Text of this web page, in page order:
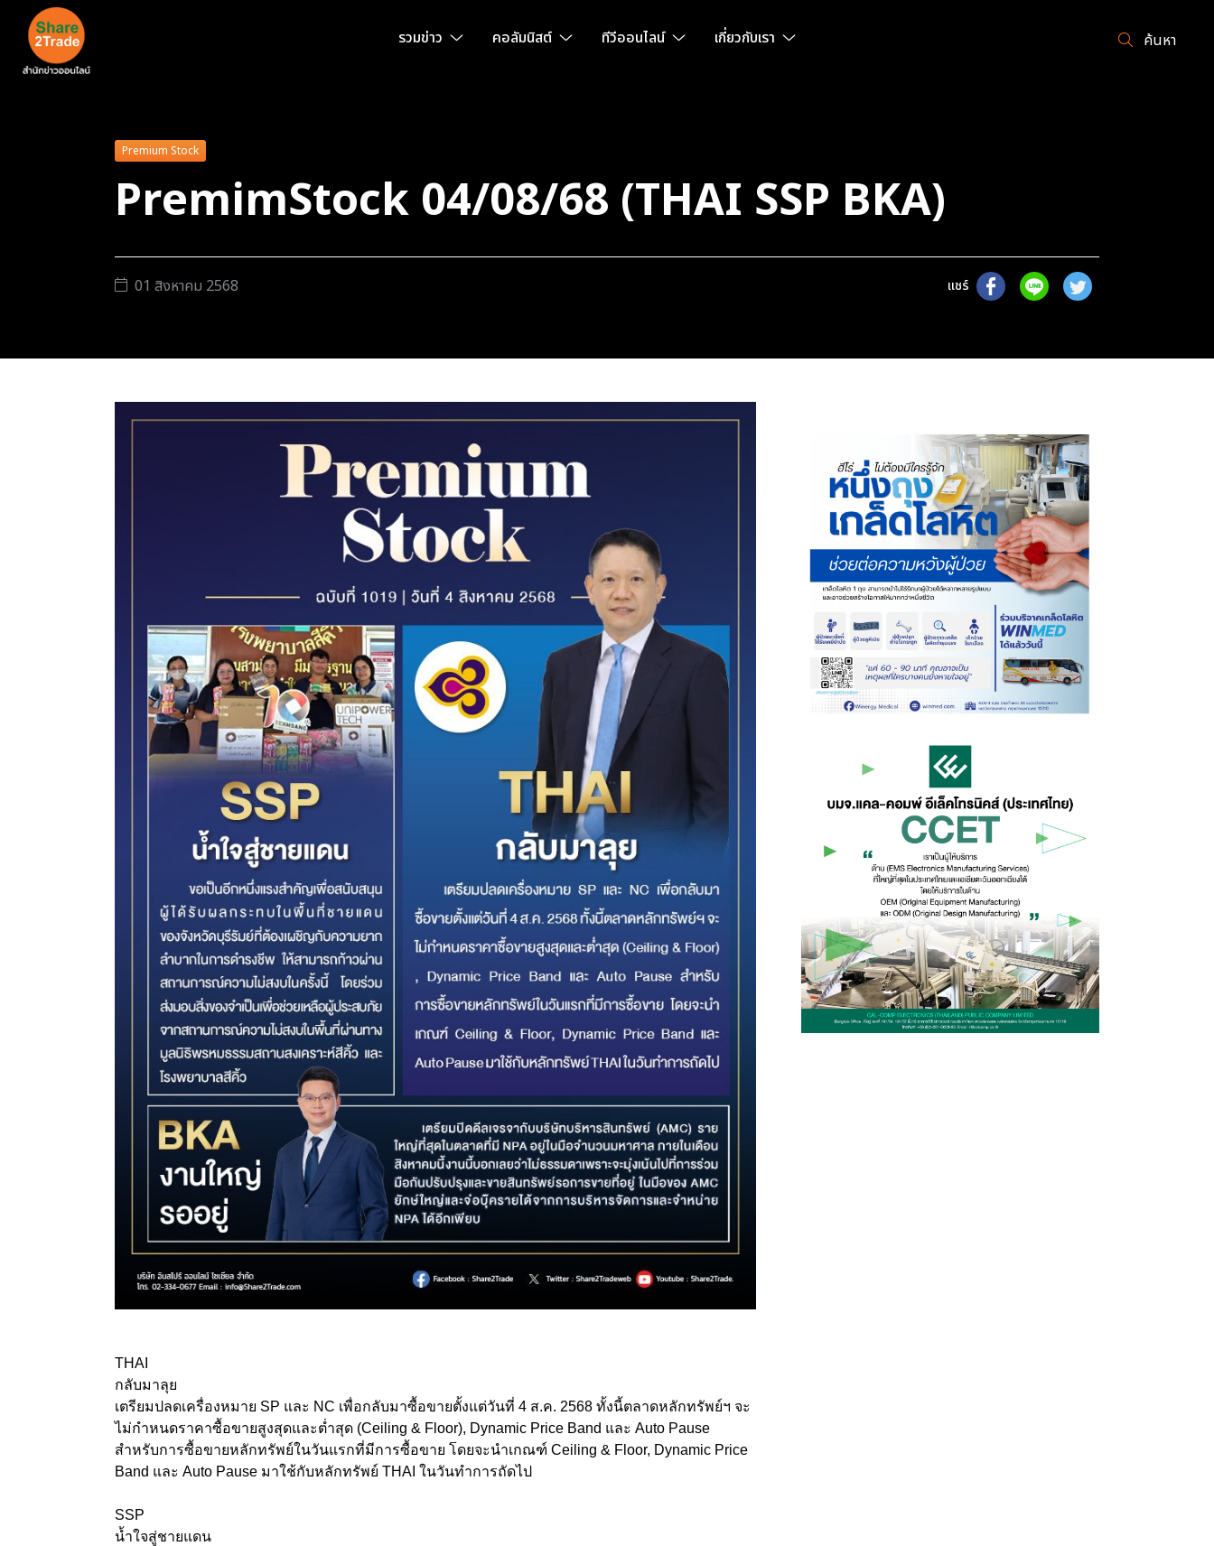
รวมข่าว คอลัมนิสต์ ทีวีออนไลน์ เกี่ยวกับเรา ค้นหา
Premium Stock
PremimStock 04/08/68 (THAI SSP BKA)
01 สิงหาคม 2568 แชร์
THAI
กลับมาลุย
เตรียมปลดเครื่องหมาย SP และ NC เพื่อกลับมาซื้อขายตั้งแต่วันที่ 4 ส.ค. 2568 ทั้งนี้ตลาดหลักทรัพย์ฯ จะ
ไม่กำหนดราคาซื้อขายสูงสุดและต่ำสุด (Ceiling & Floor), Dynamic Price Band และ Auto Pause
สำหรับการซื้อขายหลักทรัพย์ในวันแรกที่มีการซื้อขาย โดยจะนำเกณฑ์ Ceiling & Floor, Dynamic Price
Band และ Auto Pause มาใช้กับหลักทรัพย์ THAI ในวันทำการถัดไป
SSP
น้ำใจสู่ชายแดน